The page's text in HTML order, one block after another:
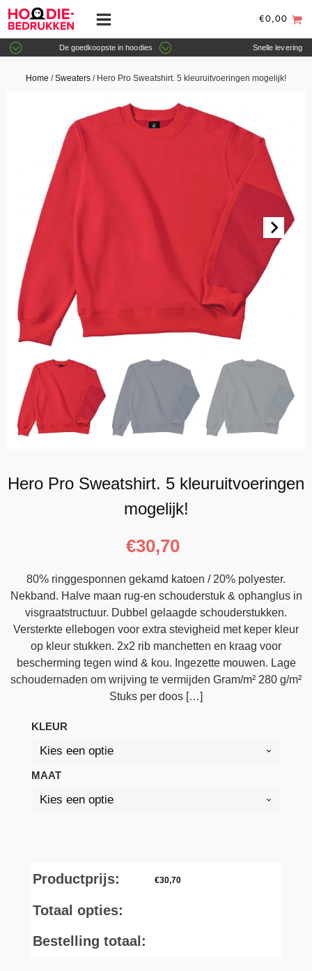
€0,00
De goedkoopste in hoodies Snelle levering
Home /Sweaters / Hero Pro Sweatshirt. 5 kleuruitvoeringen mogelijk!
Hero Pro Sweatshirt. 5 kleuruitvoeringen
mogelijk!
€30,70
80% ringgesponnen gekamd katoen / 20% polyester.
Nekband. Halve maan rug-en schouderstuk & ophanglus in
visgraatstructuur. Dubbel gelaagde schouderstukken.
Versterkte ellebogen voor extra stevigheid met keper kleur
op kleur stukken. 2x2 rib manchetten en kraag voor
bescherming tegen wind & kou. Ingezette mouwen. Lage
schoudernaden om wrijving te vermijden Gram/m² 280 g/m²
Stuks per doos […]
KLEUR
MAAT
Productprijs: €30,70
Totaal opties:
Bestelling totaal: